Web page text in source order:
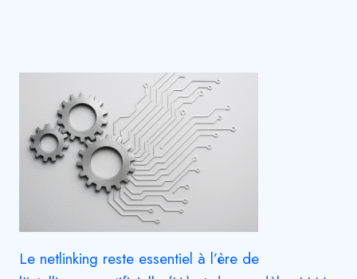
Le netlinking reste essentiel à l’ère de